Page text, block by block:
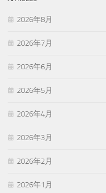
2026年8月
2026年7月
2026年6月
2026年5月
2026年4月
2026年3月
2026年2月
2026年1月